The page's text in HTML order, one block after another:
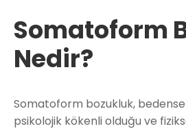
Somatoform
Nedir?
Somatoform bozukluk,
psikolojik kökenli olduğu ve